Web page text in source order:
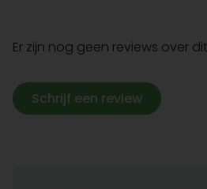
Er zijn nog geen reviews over
Schrijf een review